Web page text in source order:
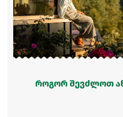
როგორ შევძლოთ